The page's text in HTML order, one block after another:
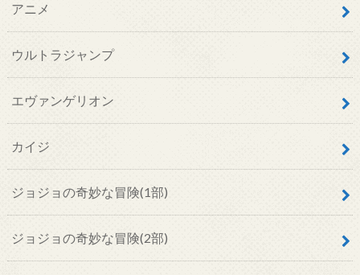
アニメ
ウルトラジャンプ
エヴァンゲリオン
カイジ
ジョジョの奇妙な冒険(1部)
ジョジョの奇妙な冒険(2部)